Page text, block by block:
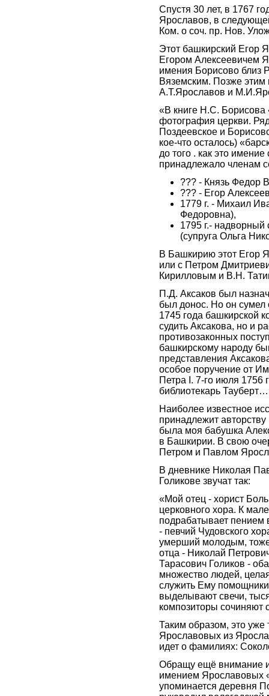
Спустя 30 лет, в 1767
Ярославов, в
Ком. о соч. пр. Нов.
Этот башкирский Егор
Егором Алексеевичем
имения Борисово близ
Вяземским. Позже
А.Т.Ярославов и
«В книге Н.С. Борисова
фотография церкви.
Поздеевское и
кое-что осталось)
до того . как это
принадлежало членам
??? - Князь Федор
??? - Егор
1779 г. - Михаил
Федоровна),
1795 г.-
(супруга Ольга
В Башкирию этот Егор
или с Петром
Кирилловым и В.Н.
П.Д. Аксаков был
был донос. Но он сумел
1745 года башкирской
судить Аксакова, но и
противозаконных
башкирскому народу
представления
особое поручение от
Петра І. 7-го июля 1756
библиотекарь
Наиболее известное
принадлежит
была моя бабушка
в Башкирии. В свою
Петром и Павлом
В дневнике Николая
Голикове звучат так:
«Мой отец - хорист
церковного хора. К
подрабатывает пением
- певчий Чудовского
умерший молодым,
отца - Николай
Тарасович Голиков -
множество людей,
служить Ему
выделывают свечи,
композиторы сочиняют
Таким образом, это уже
Ярославовых из
идет о фамилиях:
Обращу ещё внимание
имением Ярославовых
упоминается деревня